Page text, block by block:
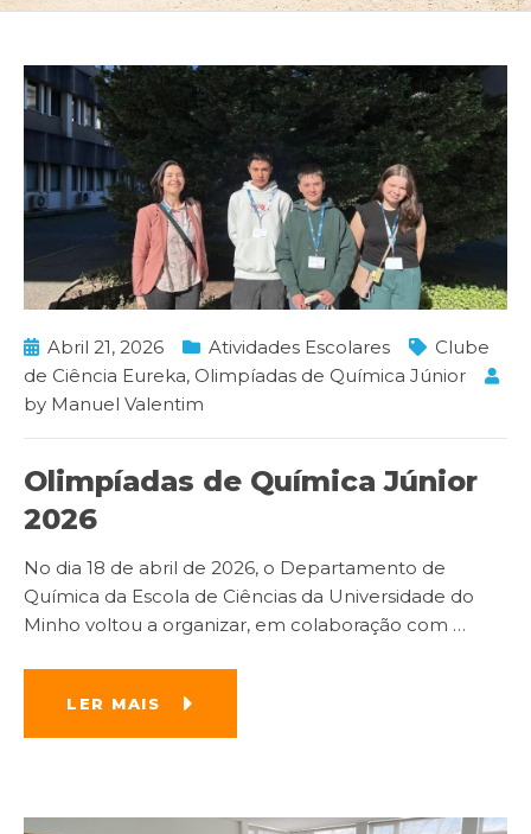
Abril 21, 2026 Atividades Escolares
Clube
de Ciência Eureka, Olimpíadas de Química Júnior
by Manuel Valentim
Olimpíadas de Química Júnior
2026
No dia 18 de abril de 2026, o Departamento de
Química da Escola de Ciências da Universidade do
Minho voltou a organizar, em colaboração com …
LER MAIS